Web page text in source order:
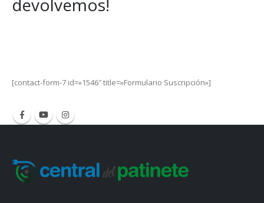
devolvemos!
[contact-form-7 id=»1546″ title=»Formulario Suscripción»]